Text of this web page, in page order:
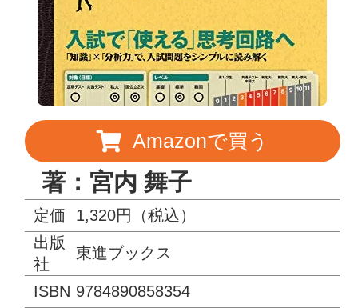
Amazonで買う
著：宮内 舞子
定価
1,320円（税込）
出版
社
東進ブックス
ISBN 9784890858354